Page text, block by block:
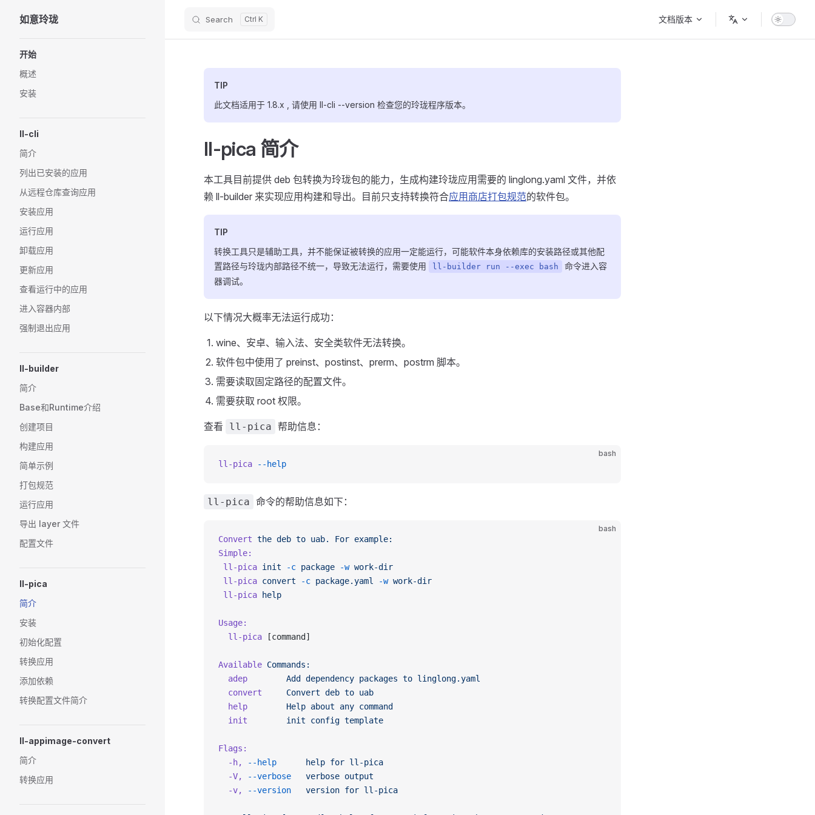
Skip to content
如意玲珑 Search 文档版本
开始
概述
安装
ll-cli
简介
列出已安装的应用
从远程仓库查询应用
安装应用
运行应用
卸载应用
更新应用
查看运行中的应用
进入容器内部
强制退出应用
ll-builder
简介
Base和Runtime介绍
创建项目
构建应用
简单示例
打包规范
运行应用
导出 layer 文件
配置文件
ll-pica
简介
安装
初始化配置
转换应用
添加依赖
转换配置文件简介
ll-appimage-convert
简介
转换应用
TIP
此文档适用于 1.8.x , 请使用 ll-cli --version 检查您的玲珑程序版本。
ll-pica 简介
本工具目前提供 deb 包转换为玲珑包的能力，生成构建玲珑应用需要的 linglong.yaml 文件，并依
赖 ll-builder 来实现应用构建和导出。目前只支持转换符合应用商店打包规范的软件包。
TIP
转换工具只是辅助工具，并不能保证被转换的应用一定能运行，可能软件本身依赖库的安装路径或其他配
置路径与玲珑内部路径不统一，导致无法运行，需要使用
ll-builder run --exec bash
命令进入容
器调试。
以下情况大概率无法运行成功：
wine、安卓、输入法、安全类软件无法转换。
软件包中使用了 preinst、postinst、prerm、postrm 脚本。
需要读取固定路径的配置文件。
需要获取 root 权限。
查看 ll-pica 帮助信息：
bash
ll-pica --help
ll-pica 命令的帮助信息如下：
bash
Convert the deb to uab. For example:
Simple:
ll-pica init -c package -w work-dir
ll-pica convert -c package.yaml -w work-dir
ll-pica help
Usage:
  ll-pica
[command]
Available Commands:
  adep
        Add
dependency packages to linglong.yaml
  convert
     Convert
deb to uab
  help
        Help
about any command
  init
        init
config template
Flags:
  -h,
--help
      help
for ll-pica
  -V,
--verbose
   verbose
output
  -v,
--version
   version
for ll-pica